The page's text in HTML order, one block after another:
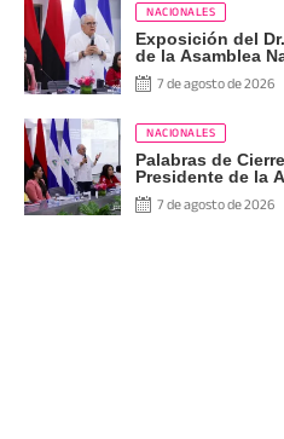
NACIONALES
Exposición del
de la Asamblea
7 de agosto de 2026
NACIONALES
Palabras de
Presidente de la
Nicaragua
7 de agosto de 2026